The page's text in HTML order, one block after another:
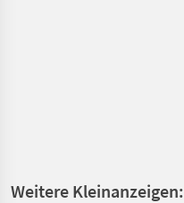
Weitere Kleinanzeigen: